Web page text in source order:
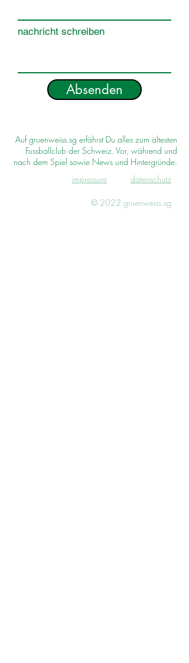
nachricht schreiben
Absenden
Auf gruenweiss.sg erfährst Du alles zum ältesten
Fussballclub der Schweiz. Vor, während und
nach dem Spiel sowie News und Hintergründe.
impressum
datenschutz
© 2022 gruenweiss.sg